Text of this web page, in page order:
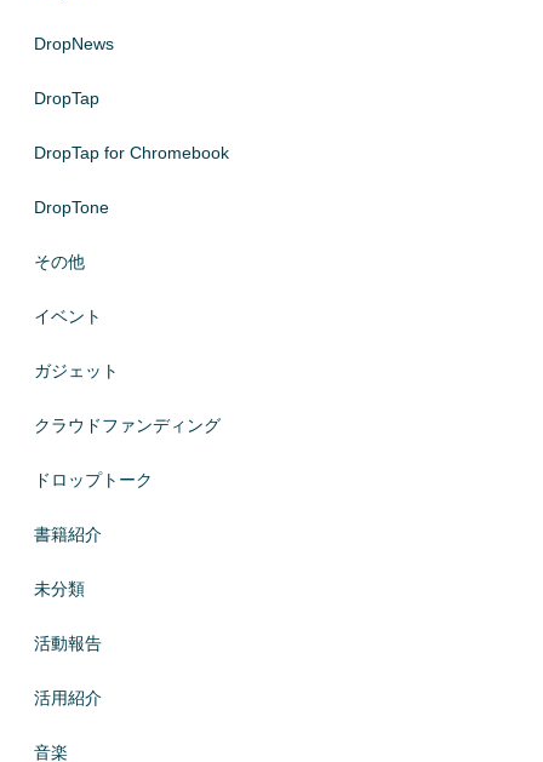
DropNews
DropTap
DropTap for Chromebook
DropTone
その他
イベント
ガジェット
クラウドファンディング
ドロップトーク
書籍紹介
未分類
活動報告
活用紹介
音楽